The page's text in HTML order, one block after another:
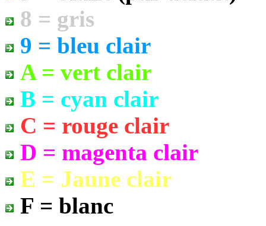
8 = gris
9 = bleu clair
A = vert clair
B = cyan clair
C = rouge clair
D = magenta clair
E = Jaune clair
F = blanc